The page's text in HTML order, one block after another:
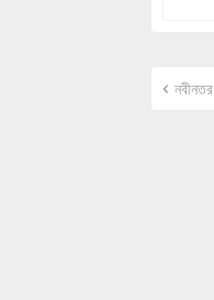
নবীনতর